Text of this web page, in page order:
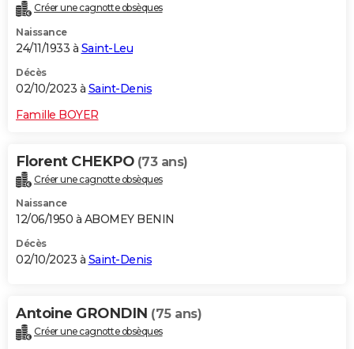
Créer une cagnotte obsèques
Naissance
24/11/1933 à Saint-Leu
Décès
02/10/2023 à Saint-Denis
Famille BOYER
Florent CHEKPO (73 ans)
Créer une cagnotte obsèques
Naissance
12/06/1950 à ABOMEY BENIN
Décès
02/10/2023 à Saint-Denis
Antoine GRONDIN (75 ans)
Créer une cagnotte obsèques